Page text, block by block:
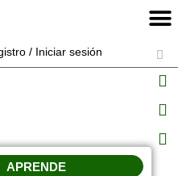
/ Iniciar sesión
APRENDE